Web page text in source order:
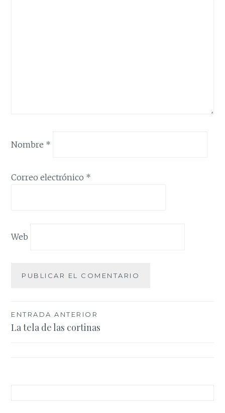
Nombre *
Correo electrónico *
Web
Navegación
de
ENTRADA ANTERIOR
La tela de las cortinas